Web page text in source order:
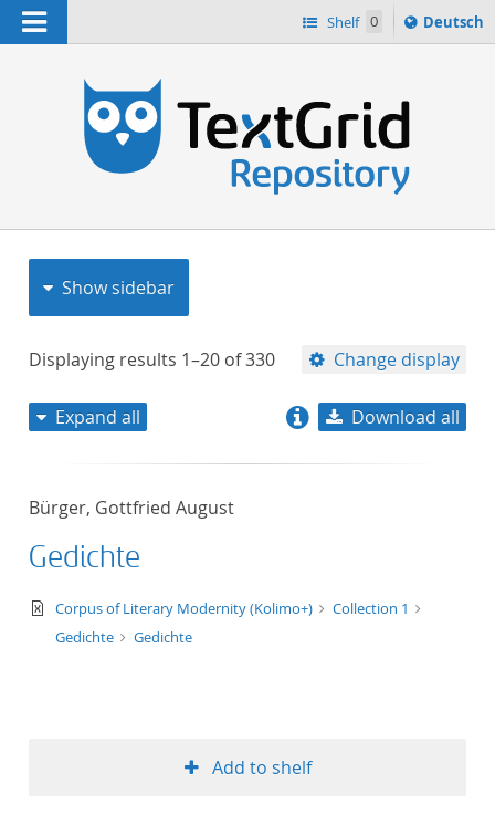
Navigation Shelf 0
Sprache
ï¿½ndern
Deutsch
Show sidebar
Displaying results 1–20 of330 Change display
Expand all Download all
Bürger, Gottfried August
Gedichte
text/xml
Corpus of Literary Modernity (Kolimo+)
Collection 1
Gedichte
Gedichte
Add to shelf